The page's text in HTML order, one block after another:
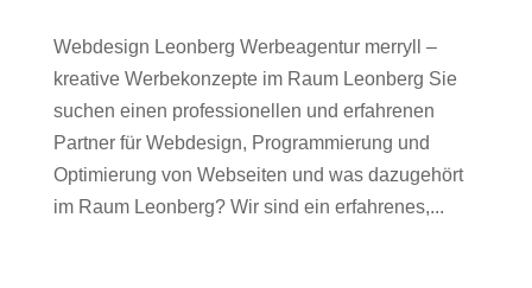
Webdesign Leonberg Werbeagentur merryll –
kreative Werbekonzepte im Raum Leonberg Sie
suchen einen professionellen und erfahrenen
Partner für Webdesign, Programmierung und
Optimierung von Webseiten und was dazugehört
im Raum Leonberg? Wir sind ein erfahrenes,...